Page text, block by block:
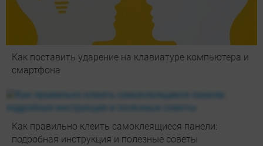
Как поставить ударение на клавиатуре компьютера и
смартфона
Как правильно клеить самоклеящиеся панели:
подробная инструкция и полезные советы